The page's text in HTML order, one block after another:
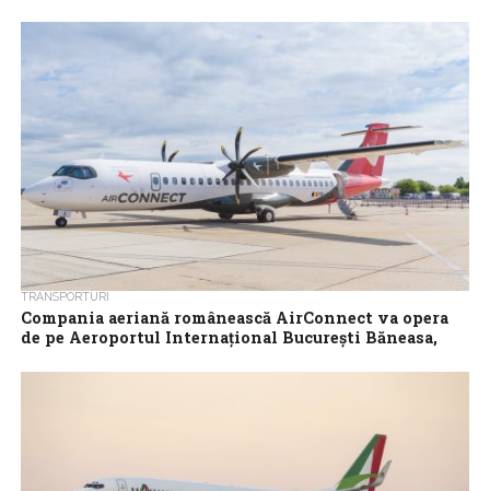
pasageri, l-a depăşit în primele 7 luni pe cel din aceeaşi perioadă a
TRANSPORTURI
Compania aeriană românească AirConnect va opera
de pe Aeroportul Internaţional Bucureşti Băneasa,